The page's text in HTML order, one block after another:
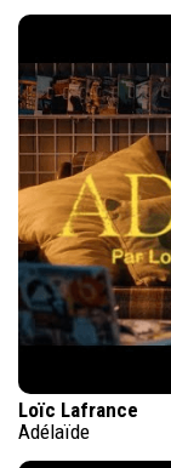
Loïc Lafrance
Adélaïde